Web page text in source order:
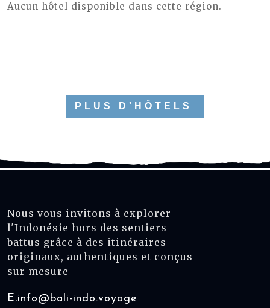
Aucun hôtel disponible dans cette région.
PLUS D'HÔTELS
Nous vous invitons à explorer
l'Indonésie hors des sentiers
battus grâce à des itinéraires
originaux, authentiques et conçus
sur mesure
E.info@bali-indo.voyage